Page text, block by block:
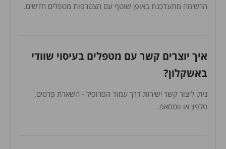
הרשימה מתעדכנת באופן שוטף עם הצטרפות מטפלים חדשים.
איך יוצרים קשר עם מטפלים בעיסוי שוודי
באשקלון?
ניתן ליצור קשר ישירות דרך עמוד הפרופיל - השארת פרטים,
טלפון או ווטסאפ.